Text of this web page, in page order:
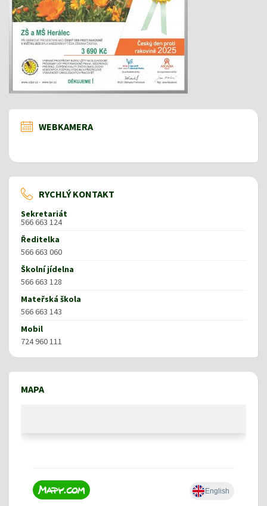
WEBKAMERA
RYCHLÝ KONTAKT
Sekretariát
566 663 124
Ředitelka
566 663 060
Školní jídelna
566 663 128
Mateřská škola
566 663 143
Mobil
724 960 111
MAPA